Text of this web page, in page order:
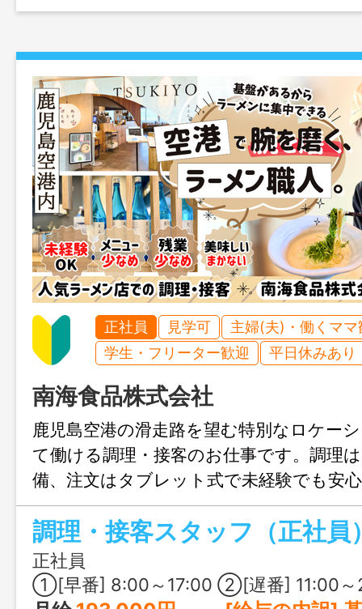
正社員 見学可
主婦(夫)・働くママ
学生・フリーター歓迎
平日休みあり
南海食品株式会社
鹿児島空港の滑走路を望む特別なロケー
て働ける調理・接客のお仕事です。調理
備、注文はタブレット式で未経験でも安
く、まかない付きで、老舗食品メーカー
定した職場環境で、腰を据えて長く働け
外のお客さまと関わる楽しさを味わえる
調理・接客スタッフ（正社員
正社員
①[早番] 8:00～17:00 ②[遅番] 11:00～20:00